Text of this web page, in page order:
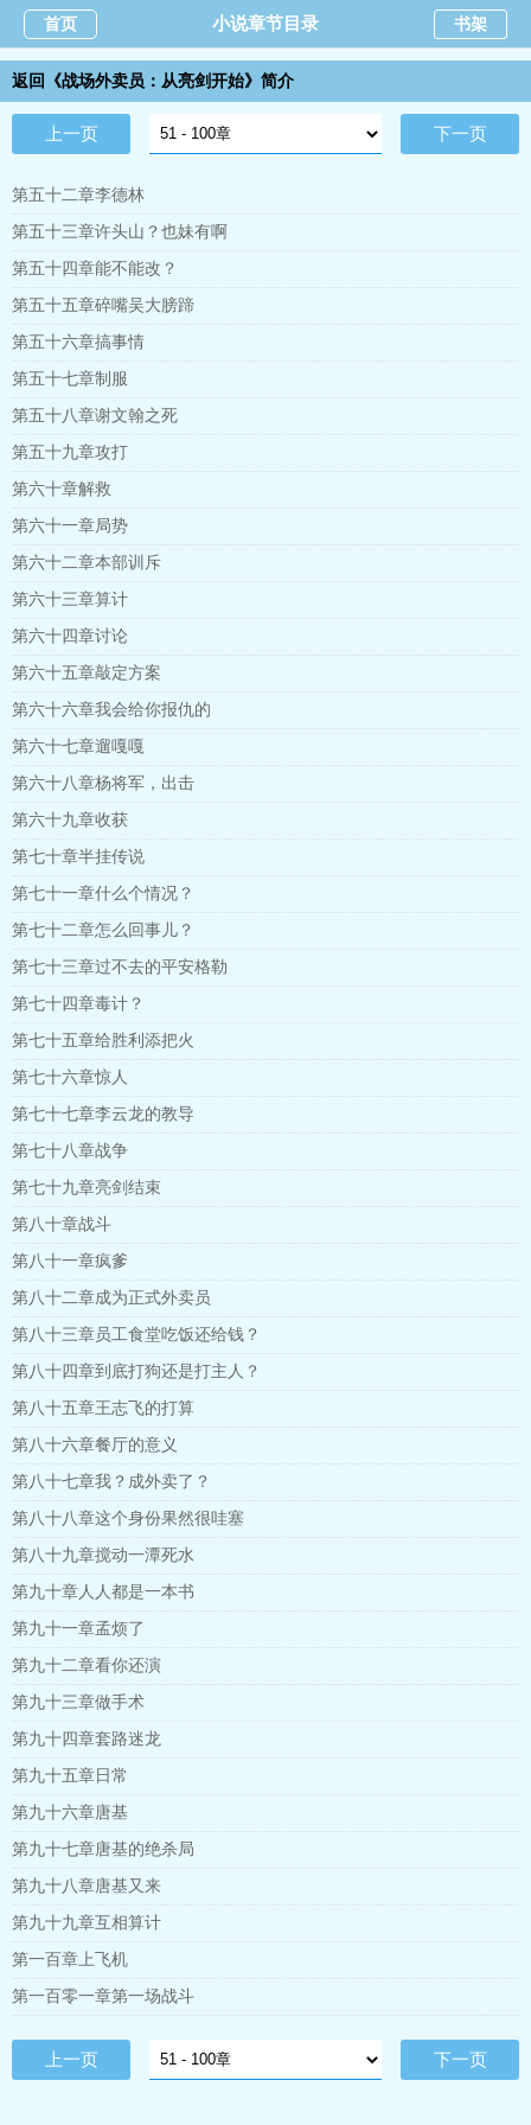
首页 小说章节目录 书架
返回《战场外卖员：从亮剑开始》简介
上一页 下一页
第五十二章李德林
第五十三章许头山？也妹有啊
第五十四章能不能改？
第五十五章碎嘴吴大膀蹄
第五十六章搞事情
第五十七章制服
第五十八章谢文翰之死
第五十九章攻打
第六十章解救
第六十一章局势
第六十二章本部训斥
第六十三章算计
第六十四章讨论
第六十五章敲定方案
第六十六章我会给你报仇的
第六十七章遛嘎嘎
第六十八章杨将军，出击
第六十九章收获
第七十章半挂传说
第七十一章什么个情况？
第七十二章怎么回事儿？
第七十三章过不去的平安格勒
第七十四章毒计？
第七十五章给胜利添把火
第七十六章惊人
第七十七章李云龙的教导
第七十八章战争
第七十九章亮剑结束
第八十章战斗
第八十一章疯爹
第八十二章成为正式外卖员
第八十三章员工食堂吃饭还给钱？
第八十四章到底打狗还是打主人？
第八十五章王志飞的打算
第八十六章餐厅的意义
第八十七章我？成外卖了？
第八十八章这个身份果然很哇塞
第八十九章搅动一潭死水
第九十章人人都是一本书
第九十一章孟烦了
第九十二章看你还演
第九十三章做手术
第九十四章套路迷龙
第九十五章日常
第九十六章唐基
第九十七章唐基的绝杀局
第九十八章唐基又来
第九十九章互相算计
第一百章上飞机
第一百零一章第一场战斗
上一页 下一页